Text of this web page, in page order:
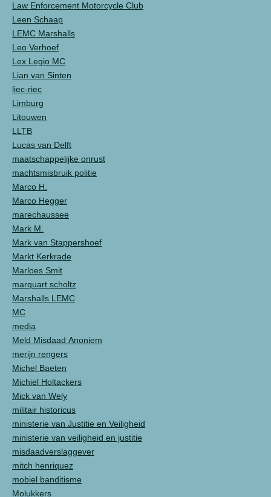
Law Enforcement Motorcycle Club
Leen Schaap
LEMC Marshalls
Leo Verhoef
Lex Legio MC
Lian van Sinten
liec-riec
Limburg
Litouwen
LLTB
Lucas van Delft
maatschappelijke onrust
machtsmisbruik politie
Marco H.
Marco Hegger
marechaussee
Mark M.
Mark van Stappershoef
Markt Kerkrade
Marloes Smit
marquart scholtz
Marshalls LEMC
MC
media
Meld Misdaad Anoniem
merijn rengers
Michel Baeten
Michiel Holtackers
Mick van Wely
militair historicus
ministerie van Justitie en Veiligheid
ministerie van veiligheid en justitie
misdaadverslaggever
mitch henriquez
mobiel banditisme
Molukkers